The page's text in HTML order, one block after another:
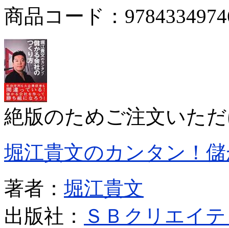
商品コード：
絶版のためご注文いた
堀江貴文のカンタン！
著者： 堀江貴文
出版社：
ＳＢクリエイ